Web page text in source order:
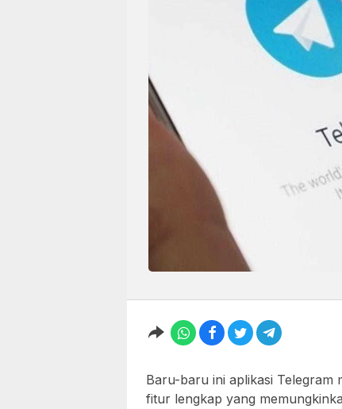
Baru-baru ini aplikasi
fitur lengkap yang